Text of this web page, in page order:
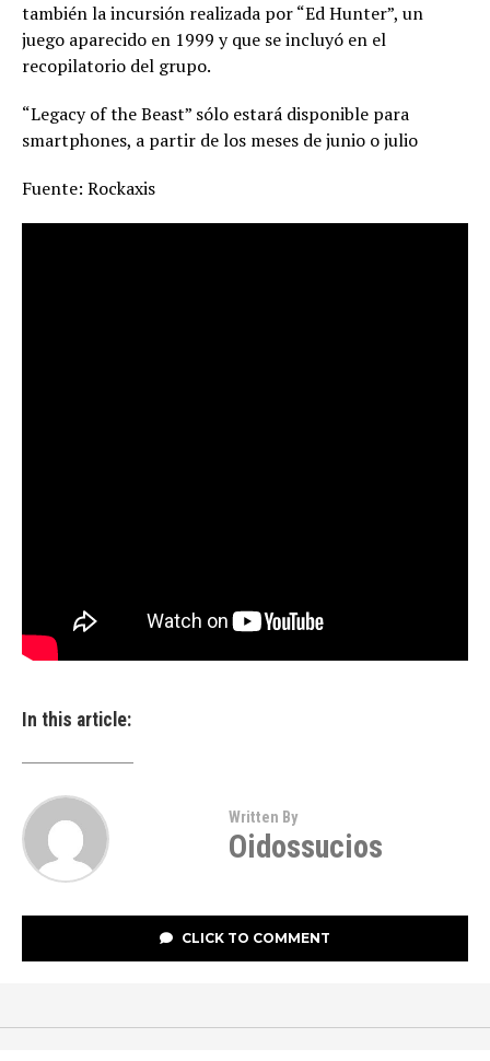
también la incursión realizada por “Ed Hunter”, un
juego aparecido en 1999 y que se incluyó en el
recopilatorio del grupo.
“Legacy of the Beast” sólo estará disponible para
smartphones, a partir de los meses de junio o julio
Fuente: Rockaxis
In this article:
Written By
Oidossucios
CLICK TO COMMENT